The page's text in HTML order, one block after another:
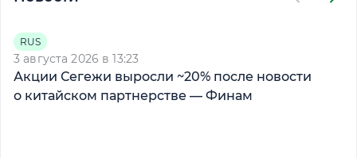
RUS
3 августа 2026 в 13:23
Акции Сегежи выросли ~20% после новости
о китайском партнерстве — Финам